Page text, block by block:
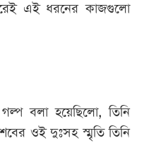
এই ধরনের কাজগুলো
বলা হয়েছিলো, তিনি
ওই দুঃসহ স্মৃতি তিনি